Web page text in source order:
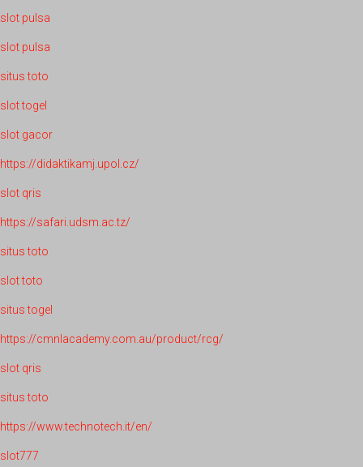
slot pulsa
slot pulsa
situs toto
slot togel
slot gacor
https://didaktikamj.upol.cz/
slot qris
https://safari.udsm.ac.tz/
situs toto
slot toto
situs togel
https://cmnlacademy.com.au/product/rcg/
slot qris
situs toto
https://www.technotech.it/en/
slot777